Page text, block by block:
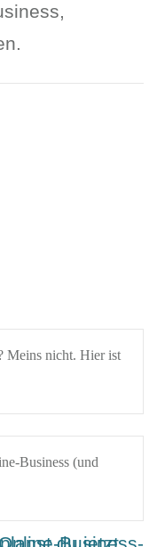
Meins nicht. Hier ist
Business (und